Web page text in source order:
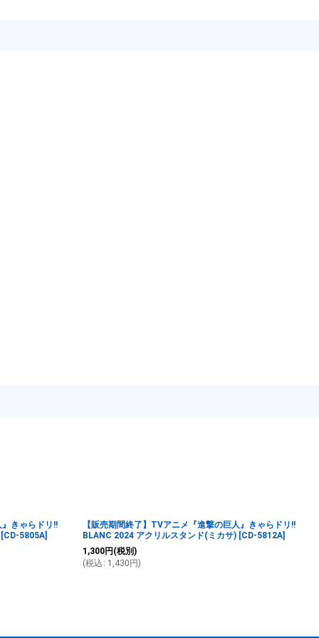
』きゃらドリ!!
[CD-5805A]
【販売期間終了】TVアニメ『進撃の巨人』きゃらドリ!!
BLANC 2024 アクリルスタンド(ミカサ) [CD-5812A]
1,300円 (税別)
(税込 : 1,430 円)